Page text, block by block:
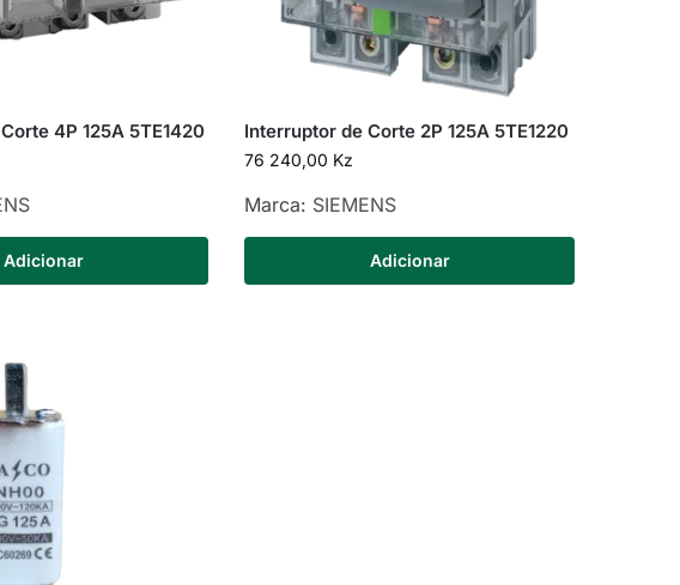
4P 125A 5TE1420
Adicionar
Interruptor de Corte 2P 125A 5TE1220
76 240,00 Kz
Marca: SIEMENS
Adicionar